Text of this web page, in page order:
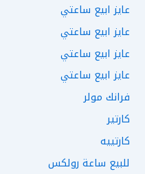
عايز ابيع ساعتي
عايز ابيع ساعتي
عايز ابيع ساعتي
عايز ابيع ساعتي
فرانك مولر
كارتير
كارتييه
للبيع ساعة رولكس